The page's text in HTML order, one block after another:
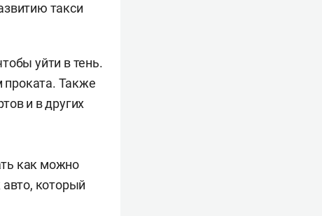
такси
уйти в тень.
проката. Также
и в других
как можно
который